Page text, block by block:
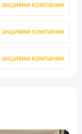
компании
компании
компании